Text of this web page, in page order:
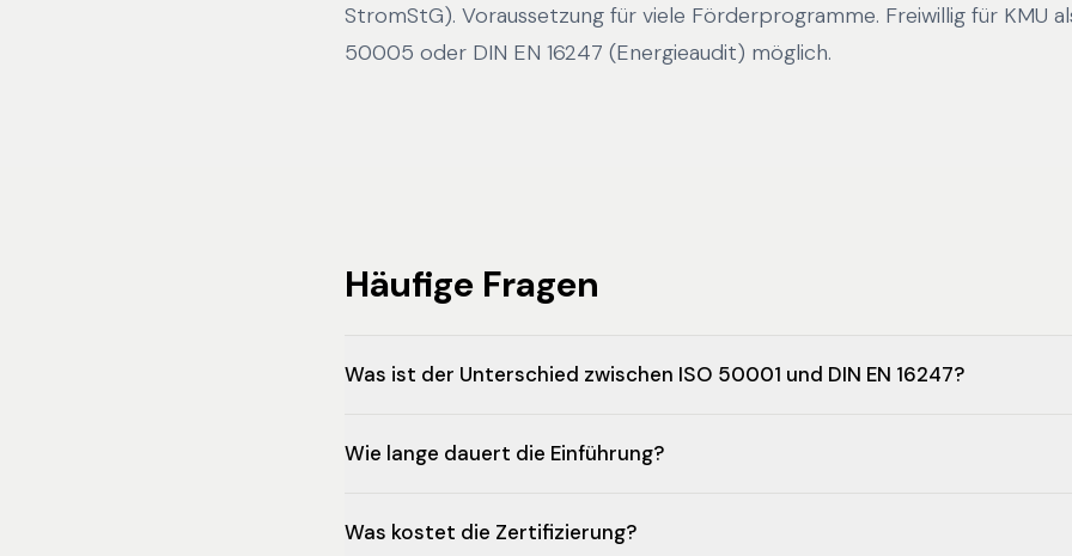
StromStG). Voraussetzung für viele Förderprogramme. Freiwillig für KMU
50005 oder DIN EN 16247 (Energieaudit) möglich.
Häufige Fragen
Was ist der Unterschied zwischen ISO 50001 und DIN EN 16247?
Wie lange dauert die Einführung?
Was kostet die Zertifizierung?